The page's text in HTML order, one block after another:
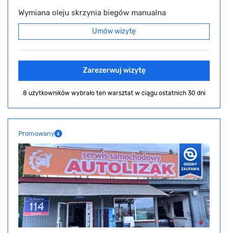
Wymiana oleju skrzynia biegów manualna
Umów wizytę
Zarezerwuj wizytę
8 użytkowników wybrało ten warsztat w ciągu ostatnich 30 dni
Promowany